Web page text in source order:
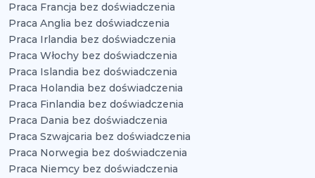
Praca Francja bez doświadczenia
Praca Anglia bez doświadczenia
Praca Irlandia bez doświadczenia
Praca Włochy bez doświadczenia
Praca Islandia bez doświadczenia
Praca Holandia bez doświadczenia
Praca Finlandia bez doświadczenia
Praca Dania bez doświadczenia
Praca Szwajcaria bez doświadczenia
Praca Norwegia bez doświadczenia
Praca Niemcy bez doświadczenia